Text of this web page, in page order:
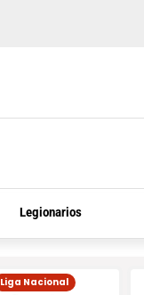
Legionarios
Liga Nacional